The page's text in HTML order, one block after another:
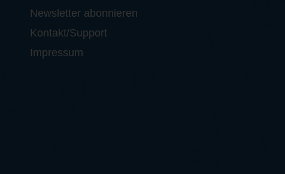
Newsletter abonnieren
Kontakt/Support
Impressum